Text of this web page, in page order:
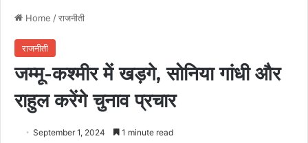
Home /राजनीती
राजनीती
जम्मू-कश्मीर में खड़गे, सोनिया गांधी और
राहुल करेंगे चुनाव प्रचार
September 1, 2024 1 minute read